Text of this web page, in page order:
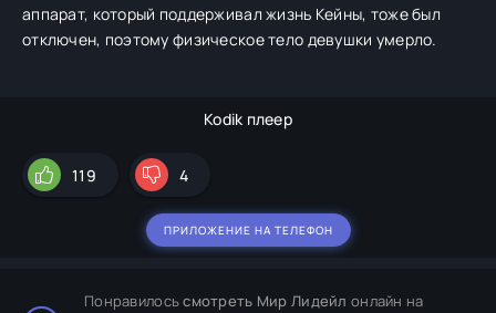
аппарат, который поддерживал жизнь Кейны, тоже был
отключен, поэтому физическое тело девушки умерло.
Kodik плеер
119 4
ПРИЛОЖЕНИЕ НА ТЕЛЕФОН
Понравилосьсмотреть Мир Лидейл онлайн на